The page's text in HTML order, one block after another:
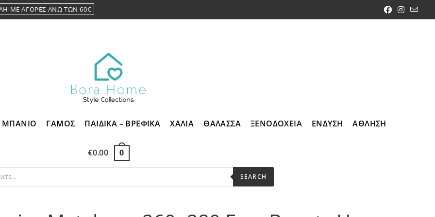
ΜΕ ΑΓΟΡΕΣ ΑΝΩ ΤΩΝ 60€
ΜΠΑΝΙΟ ΓΑΜΟΣ ΠΑΙΔΙΚΑ – ΒΡΕΦΙΚΑ ΧΑΛΙΑ ΘΑΛΑΣΣΑ ΞΕΝΟΔΟΧΕΙΑ ΕΝΔΥΣΗ ΑΘΛΗΣΗ
€0.00 0
SEARCH